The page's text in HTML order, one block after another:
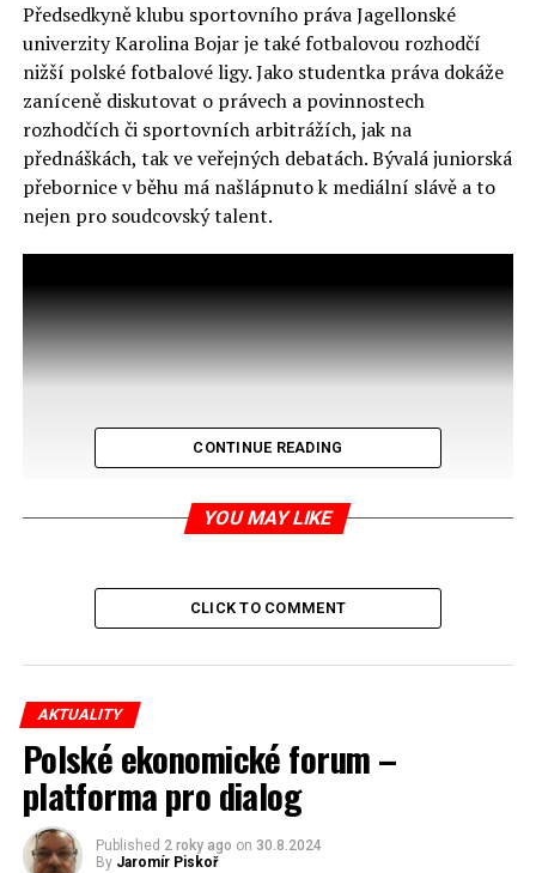
Předsedkyně klubu sportovního práva Jagellonské
univerzity Karolina Bojar je také fotbalovou rozhodčí
nižší polské fotbalové ligy. Jako studentka práva dokáže
zaníceně diskutovat o právech a povinnostech
rozhodčích či sportovních arbitrážích, jak na
přednáškách, tak ve veřejných debatách. Bývalá juniorská
přebornice v běhu má našlápnuto k mediální slávě a to
nejen pro soudcovský talent.
RELATED TOPICS:
UP NEXT
CONTINUE READING
YOU MAY LIKE
CLICK TO COMMENT
AKTUALITY
Polské ekonomické forum –
platforma pro dialog
Published 2 roky ago on 30.8.2024
By Jaromír Piskoř